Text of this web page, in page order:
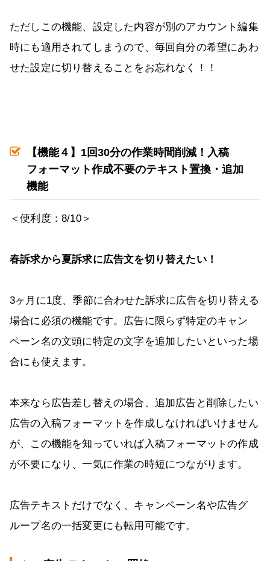
ただしこの機能、設定した内容が別のアカウント編集
時にも適用されてしまうので、毎回自分の希望にあわ
せた設定に切り替えることをお忘れなく！！
【機能４】 1回30分の作業時間削減！入稿
フォーマット作成不要のテキスト置換・追加
機能
＜便利度：8/10＞
春訴求から夏訴求に広告文を切り替えたい！
3ヶ月に1度、季節に合わせた訴求に広告を切り替える
場合に必須の機能です。広告に限らず特定のキャン
ペーン名の文頭に特定の文字を追加したいといった場
合にも使えます。
本来なら広告差し替えの場合、追加広告と削除したい
広告の入稿フォーマットを作成しなければいけません
が、この機能を知っていれば入稿フォーマットの作成
が不要になり、一気に作業の時短につながります。
広告テキストだけでなく、キャンペーン名や広告グ
ループ名の一括変更にも転用可能です。